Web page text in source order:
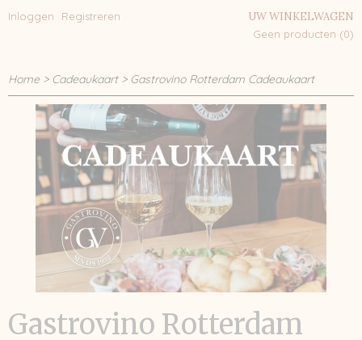
Inloggen Registreren UW WINKELWAGEN
Geen producten (0)
Home> Cadeaukaart> Gastrovino Rotterdam Cadeaukaart
Gastrovino Rotterdam